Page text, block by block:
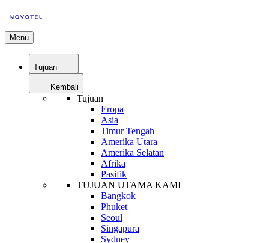
Menu
Tujuan
Kembali
Tujuan
Eropa
Asia
Timur Tengah
Amerika Utara
Amerika Selatan
Afrika
Pasifik
TUJUAN UTAMA KAMI
Bangkok
Phuket
Seoul
Singapura
Sydney